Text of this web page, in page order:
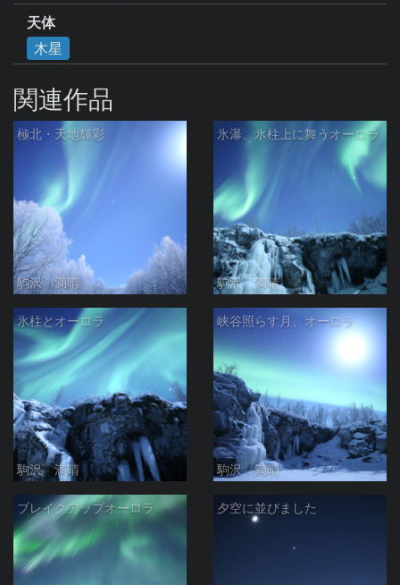
天体
木星
関連作品
極北・天地輝彩
駒沢 満晴
氷瀑、氷柱上に舞うオーロラ
駒沢 満晴
氷柱とオーロラ
駒沢 満晴
峡谷照らす月、オーロラ
駒沢 満晴
ブレイクアップオーロラ 夕空に並びました